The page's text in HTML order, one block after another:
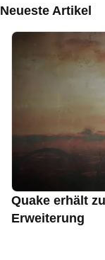
Neueste Artikel
Quake erhält
Erweiterung